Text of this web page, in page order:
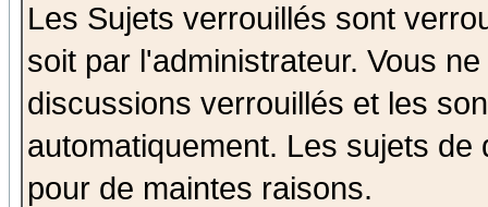
Les Sujets verrouillés sont
soit par l'administrateur. Vous
discussions verrouillés et les
automatiquement. Les sujets
pour de maintes raisons.